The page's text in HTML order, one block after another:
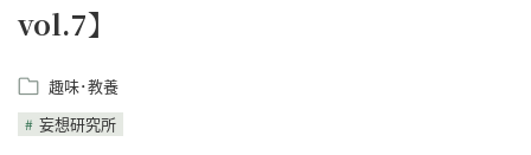
vol.7】
趣味･教養
妄想研究所